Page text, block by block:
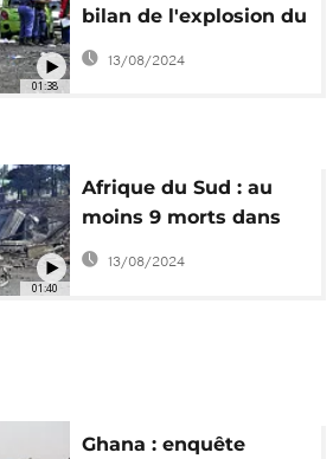
01:38
bilan de l'explosion du
camion-citerne passe
13/08/2024
01:40
Afrique du Sud : au
moins 9 morts dans
l'explosion d'un
13/08/2024
Ghana : enquête